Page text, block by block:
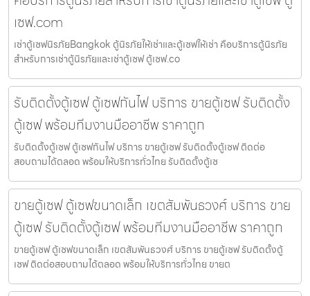
เซฟ.com
เช่าตู้เซฟนิรภัยBangkok ตู้นิรภัยให้เช่าและตู้เซฟให้เช่า คือบริการตู้นิรภัย
สำหรับการเช่าตู้นิรภัยและเช่าตู้เซฟ ตู้เซฟ.co
รับติดตั้งตู้เซฟ ตู้เซฟกันไฟ บริการ ขายตู้เซฟ รับติดตั้ง
ตู้เซฟ พร้อมทีมงานมืออาชีพ ราคาถูก
รับติดตั้งตู้เซฟ ตู้เซฟกันไฟ บริการ ขายตู้เซฟ รับติดตั้งตู้เซฟ ติดต่อ
สอบถามได้ตลอด พร้อมให้บริการทั่วไทย รับติดตั้งตู้เซ
ขายตู้เซฟ ตู้เซฟขนาดเล็ก เขตสัมพันธวงศ์ บริการ ขาย
ตู้เซฟ รับติดตั้งตู้เซฟ พร้อมทีมงานมืออาชีพ ราคาถูก
ขายตู้เซฟ ตู้เซฟขนาดเล็ก เขตสัมพันธวงศ์ บริการ ขายตู้เซฟ รับติดตั้งตู้
เซฟ ติดต่อสอบถามได้ตลอด พร้อมให้บริการทั่วไทย ขายต